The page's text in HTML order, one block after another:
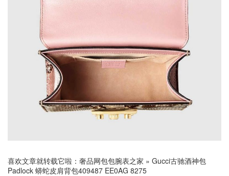
喜欢文章就转载它啦： 奢品网包包腕表之家 » Gucci古驰酒神包
Padlock 蟒蛇皮肩背包409487 EE0AG 8275